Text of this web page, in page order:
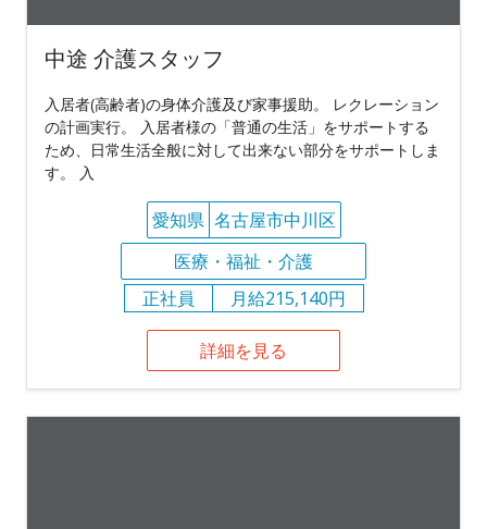
中途 介護スタッフ
入居者(高齢者)の身体介護及び家事援助。 レクレーション
の計画実行。 入居者様の「普通の生活」をサポートする
ため、日常生活全般に対して出来ない部分をサポートしま
す。 入
愛知県 名古屋市中川区
医療・福祉・介護
正社員
月給215,140円
詳細を見る